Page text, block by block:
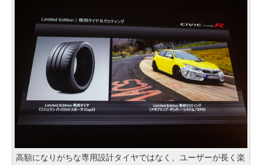
高額になりがちな専用設計タイヤではなく、ユーザーが長く楽